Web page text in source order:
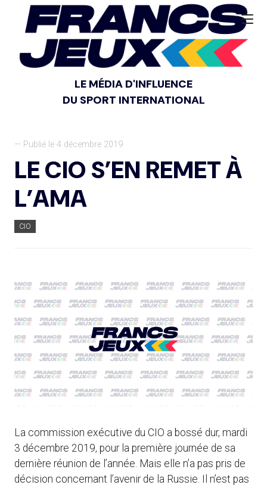
LE MÉDIA D'INFLUENCE
DU SPORT INTERNATIONAL
— Publié le 4 décembre 2019
LE CIO S’EN REMET À
L’AMA
CIO
La commission exécutive du CIO a bossé dur, mardi
3 décembre 2019, pour la première journée de sa
dernière réunion de l’année. Mais elle n’a pas pris de
décision concernant l’avenir de la Russie. Il n’est pas